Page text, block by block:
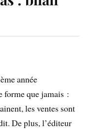
année
forme que jamais :
les ventes sont
De plus, l’éditeur